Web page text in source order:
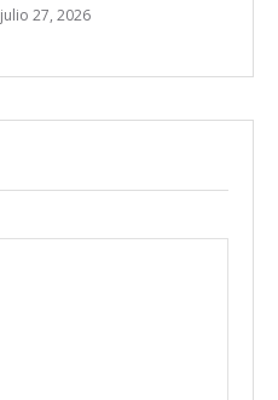
julio 27, 2026